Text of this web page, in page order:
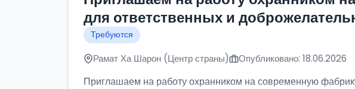
для ответственных и
Требуются
Рамат Ха Шарон (Центр страны) Опубликовано: 18.06.2026
Приглашаем на работу охранником на современную